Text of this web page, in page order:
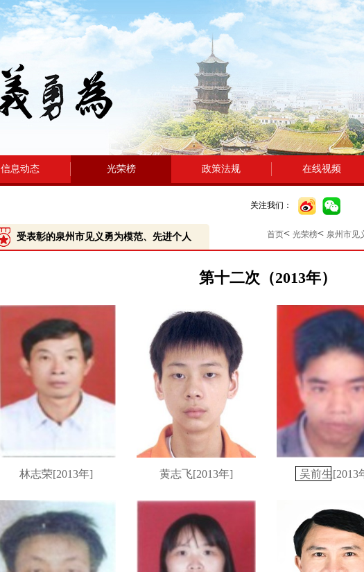
信息动态 光荣榜 政策法规 在线视频
关注我们：
首页< 光荣榜< 泉州市见
受表彰的泉州市见义勇为模范、先进个人
第十二次（2013年）
林志荣[2013年] 黄志飞[2013年] 吴前生[2013